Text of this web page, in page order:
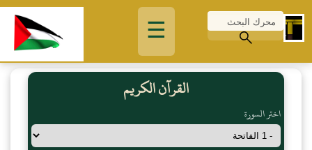
☰
القرآن الكريم
اختر السورة